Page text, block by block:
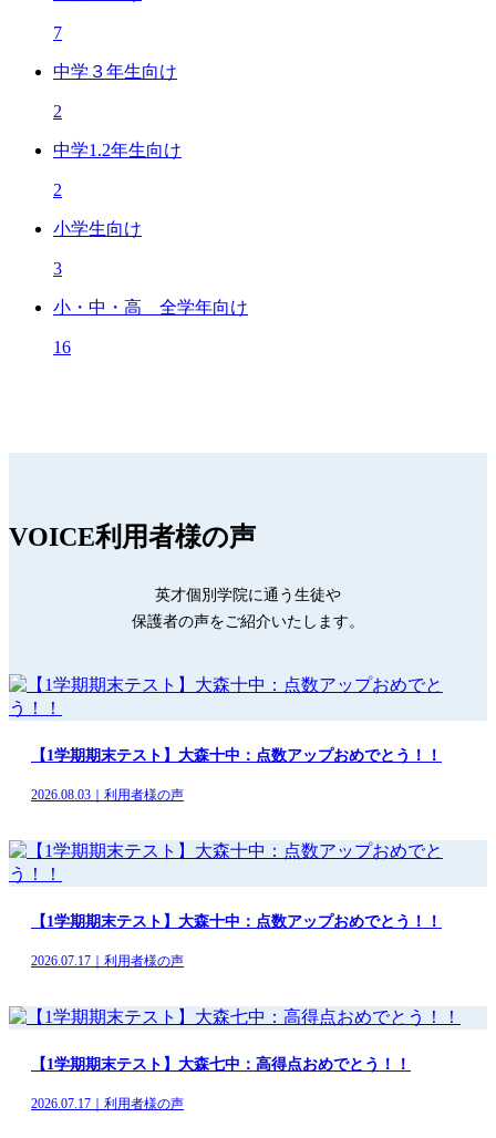
7
中学３年生向け
2
中学1.2年生向け
2
小学生向け
3
小・中・高 全学年向け
16
VOICE利用者様の声
英才個別学院に通う生徒や
保護者の声をご紹介いたします。
【1学期期末テスト】大森十中：点数アップおめでとう！！
2026.08.03｜利用者様の声
【1学期期末テスト】大森十中：点数アップおめでとう！！
2026.07.17｜利用者様の声
【1学期期末テスト】大森七中：高得点おめでとう！！
2026.07.17｜利用者様の声